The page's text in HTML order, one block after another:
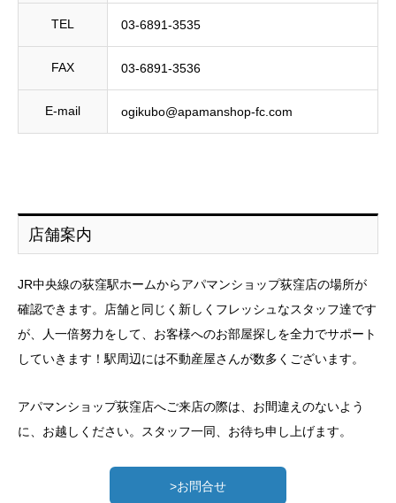
TEL 03-6891-3535
FAX 03-6891-3536
E-mail ogikubo@apamanshop-fc.com
店舗案内
JR中央線の荻窪駅ホームからアパマンショップ荻窪店の場所が
確認できます。店舗と同じく新しくフレッシュなスタッフ達です
が、人一倍努力をして、お客様へのお部屋探しを全力でサポート
していきます！駅周辺には不動産屋さんが数多くございます。
アパマンショップ荻窪店へご来店の際は、お間違えのないよう
に、お越しください。スタッフ一同、お待ち申し上げます。
>お問合せ